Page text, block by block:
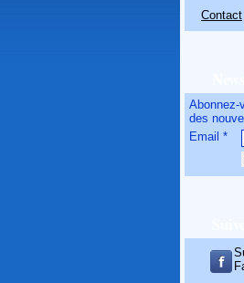
Contact
Abonnez-
des
Email